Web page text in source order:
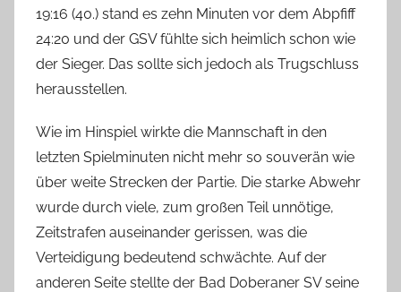
19:16 (40.) stand es zehn Minuten vor dem Abpfiff
24:20 und der GSV fühlte sich heimlich schon wie
der Sieger. Das sollte sich jedoch als Trugschluss
herausstellen.
Wie im Hinspiel wirkte die Mannschaft in den
letzten Spielminuten nicht mehr so souverän wie
über weite Strecken der Partie. Die starke Abwehr
wurde durch viele, zum großen Teil unnötige,
Zeitstrafen auseinander gerissen, was die
Verteidigung bedeutend schwächte. Auf der
anderen Seite stellte der Bad Doberaner SV seine